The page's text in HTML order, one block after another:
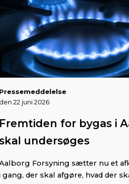
Pressemeddelelse
den 22 juni 2026
Fremtiden for bygas i
undersøges
Forsyning sætter nu et
gang, der skal afgøre, hvad der